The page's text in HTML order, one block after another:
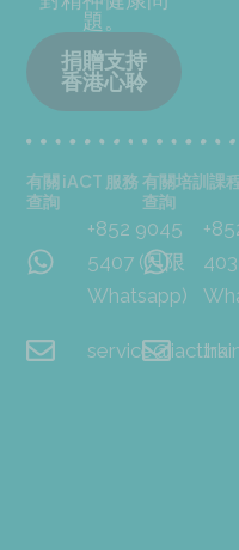
題。
捐贈支持
香港心聆
有關 iACT 服務
查詢
+852 9045
5407 (只限
Whatsapp)
service@iact.hk
有關培訓課
查詢